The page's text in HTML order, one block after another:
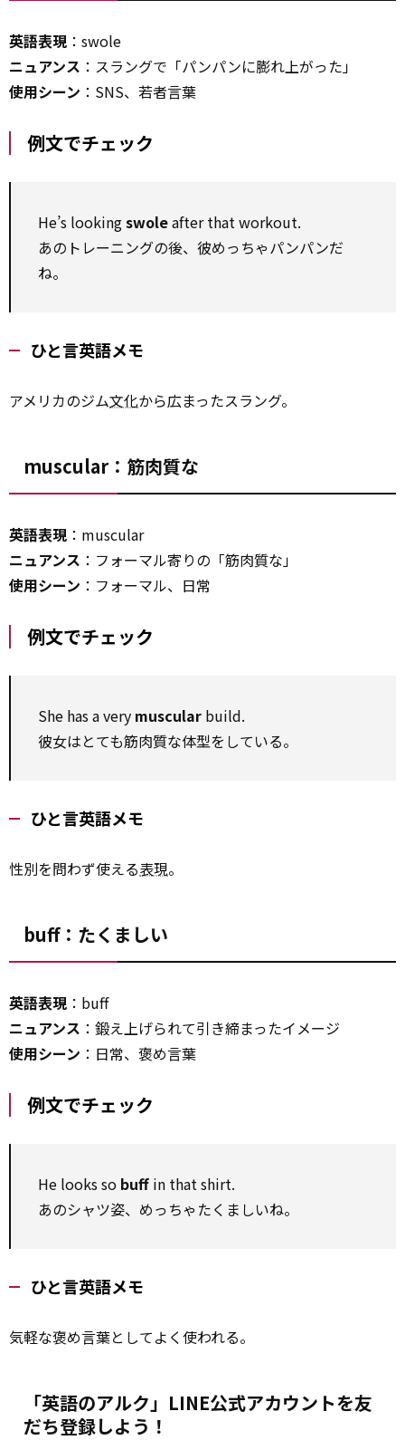
英語表現 ：swole
ニュアンス ：スラングで「パンパンに膨れ上がった」
使用シーン ：SNS、若者言葉
例文でチェック
He’s lookingswoleafter that workout.
あのトレーニングの後、彼めっちゃパンパンだ
ね。
ひと言英語メモ
アメリカのジム文化から広まったスラング。
muscular：筋肉質な
英語表現 ：muscular
ニュアンス ：フォーマル寄りの「筋肉質な」
使用シーン ：フォーマル、日常
例文でチェック
She has a very muscular build.
彼女はとても筋肉質な体型をしている。
ひと言英語メモ
性別を問わず使える表現。
buff：たくましい
英語表現 ：buff
ニュアンス ：鍛え上げられて引き締まったイメージ
使用シーン ：日常、褒め言葉
例文でチェック
He looks so buff in that shirt.
あのシャツ姿、めっちゃたくましいね。
ひと言英語メモ
気軽な褒め言葉としてよく使われる。
「英語のアルク」LINE公式アカウントを友
だち登録しよう！